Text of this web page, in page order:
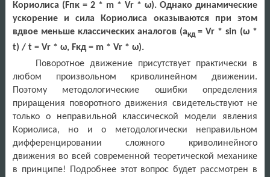
Кориолиса (Fпк = 2 * m* Vr* ω). Однако динамические
ускорение и сила Кориолиса оказываются при этом
вдвое меньше классических аналогов (акд=Vr *sin (ω *
t) / t= Vr* ω, Fкд = m* Vr* ω).
Поворотное движение присутствует практически в
любом произвольном криволинейном движении.
Поэтому методологические ошибки определения
приращения поворотного движения свидетельствуют не
только о неправильной классической модели явления
Кориолиса, но и о методологически неправильном
дифференцировании сложного криволинейного
движения во всей современной теоретической механике
в принципе! Подробнее этот вопрос будет рассмотрен в